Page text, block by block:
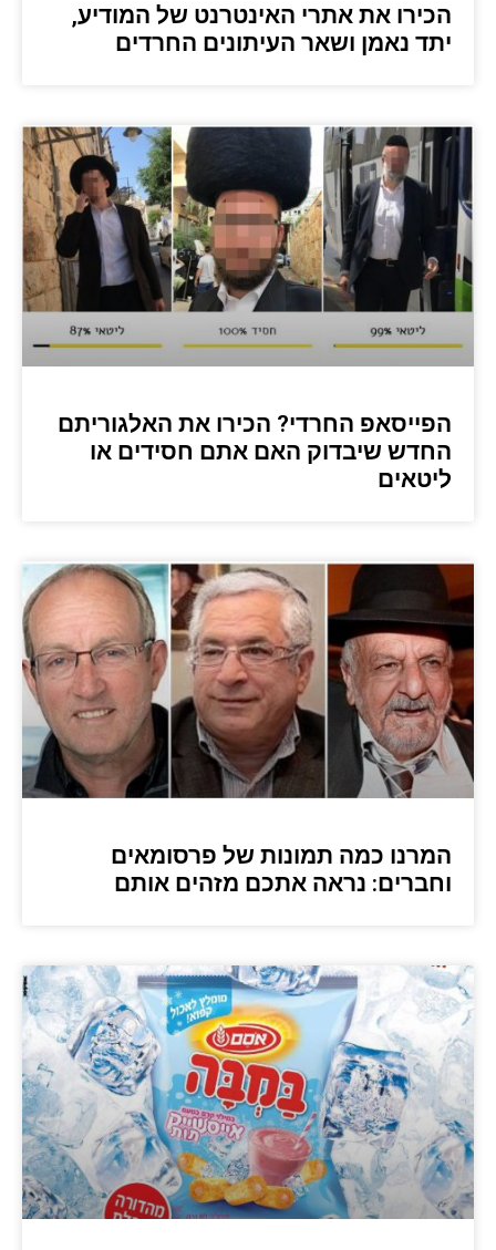
הכירו את אתרי האינטרנט של המודיע,
יתד נאמן ושאר העיתונים החרדים
הפייסאפ החרדי? הכירו את האלגוריתם
החדש שיבדוק האם אתם חסידים או
ליטאים
המרנו כמה תמונות של פרסומאים
וחברים: נראה אתכם מזהים אותם